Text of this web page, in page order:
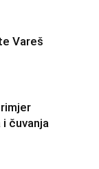
Vareš
čuvanja